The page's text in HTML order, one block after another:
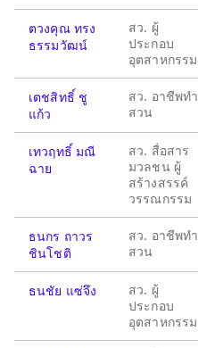
ตวงคุณ ทรง
ธรรมวัฒน์
สว. ผู้
ประกอบ
อุตสาหกรรม
เตชสิทธิ์ ชู
แก้ว
สว. อาชีพทำ
สวน
เทวฤทธิ์ มณี
ฉาย
สว. สื่อสาร
มวลชน ผู้
สร้างสรรค์
วรรณกรรม
ธนกร ถาวร
ชินโชติ
สว. อาชีพทำ
สวน
ธนชัย แซ่จึง
สว. ผู้
ประกอบ
อุตสาหกรรม